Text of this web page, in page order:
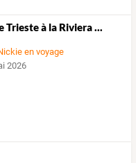
Trieste à la Riviera ...
en voyage
2026